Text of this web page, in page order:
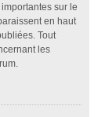
sur le
en haut
Tout
les